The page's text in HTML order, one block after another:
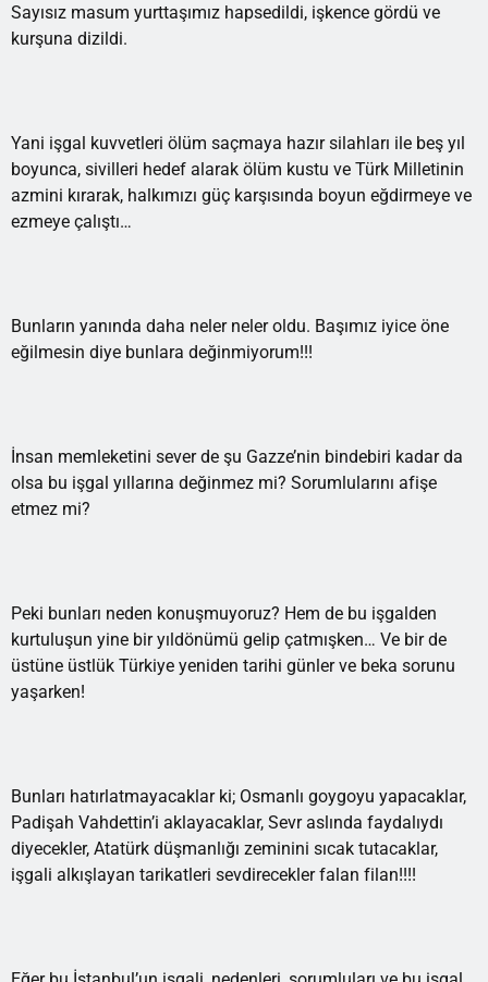
Sayısız masum yurttaşımız hapsedildi, işkence gördü ve
kurşuna dizildi.
Yani işgal kuvvetleri ölüm saçmaya hazır silahları ile beş yıl
boyunca, sivilleri hedef alarak ölüm kustu ve Türk Milletinin
azmini kırarak, halkımızı güç karşısında boyun eğdirmeye ve
ezmeye çalıştı…
Bunların yanında daha neler neler oldu. Başımız iyice öne
eğilmesin diye bunlara değinmiyorum!!!
İnsan memleketini sever de şu Gazze’nin bindebiri kadar da
olsa bu işgal yıllarına değinmez mi? Sorumlularını afişe
etmez mi?
Peki bunları neden konuşmuyoruz? Hem de bu işgalden
kurtuluşun yine bir yıldönümü gelip çatmışken… Ve bir de
üstüne üstlük Türkiye yeniden tarihi günler ve beka sorunu
yaşarken!
Bunları hatırlatmayacaklar ki; Osmanlı goygoyu yapacaklar,
Padişah Vahdettin’i aklayacaklar, Sevr aslında faydalıydı
diyecekler, Atatürk düşmanlığı zeminini sıcak tutacaklar,
işgali alkışlayan tarikatleri sevdirecekler falan filan!!!!